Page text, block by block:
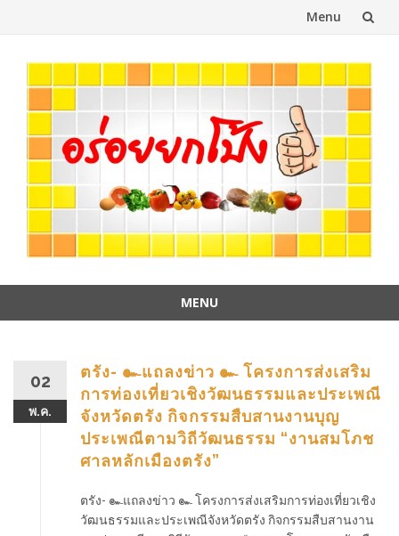
Menu
content
MENU
02
พ.ค.
ตรัง- ๛แถลงข่าว ๛ โครงการส่งเสริม
การท่องเที่ยวเชิงวัฒนธรรมและประเพณี
จังหวัดตรัง กิจกรรมสืบสานงานบุญ
ประเพณีตามวิถีวัฒนธรรม “งานสมโภช
ศาลหลักเมืองตรัง”
ตรัง- ๛แถลงข่าว ๛ โครงการส่งเสริมการท่องเที่ยวเชิง
วัฒนธรรมและประเพณีจังหวัดตรัง กิจกรรมสืบสานงาน